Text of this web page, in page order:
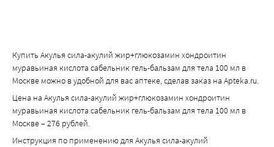
Купить Акулья сила-акулий жир+глюкозамин хондроитин
муравьиная кислота сабельник гель-бальзам для тела 100 мл в
Москве можно в удобной для вас аптеке, сделав заказ на Apteka.ru.
Цена на Акулья сила-акулий жир+глюкозамин хондроитин
муравьиная кислота сабельник гель-бальзам для тела 100 мл в
Москве – 276 рублей.
Инструкция по применению для Акулья сила-акулий